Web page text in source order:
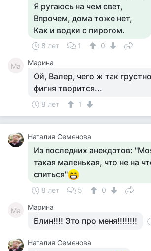
Я ругаюсь на чем свет,
Впрочем, дома тоже нет,
Как и водки с пирогом.
8 лет 1 0
Ма Марина
Ой, Валер, чего ж так
фигня творится...
8 лет 1
Наталия Семенова
Из последних анекдотов:
такая маленькая, что не на
спиться"
8 лет 5 0
Ма Марина
Блин!!!! Это про меня!!!!!!!!
Наталия Семенова